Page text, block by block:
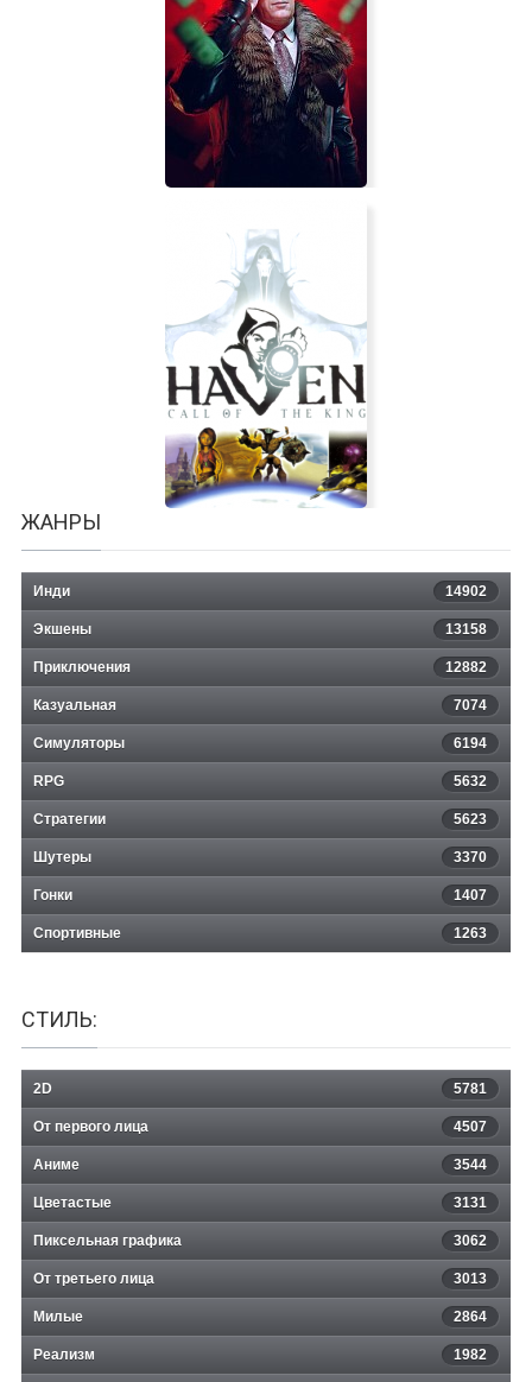
Painkiller: Battle Out of Hell
CRSED: F.O.A.D. (Cuisine Royale)
ЖАНРЫ
Инди 14902
Экшены 13158
Приключения 12882
Казуальная 7074
Симуляторы 6194
RPG 5632
Стратегии 5623
Шутеры 3370
Гонки 1407
Спортивные 1263
СТИЛЬ:
2D 5781
От первого лица 4507
Аниме 3544
Цветастые 3131
Пиксельная графика 3062
От третьего лица 3013
Милые 2864
Реализм 1982